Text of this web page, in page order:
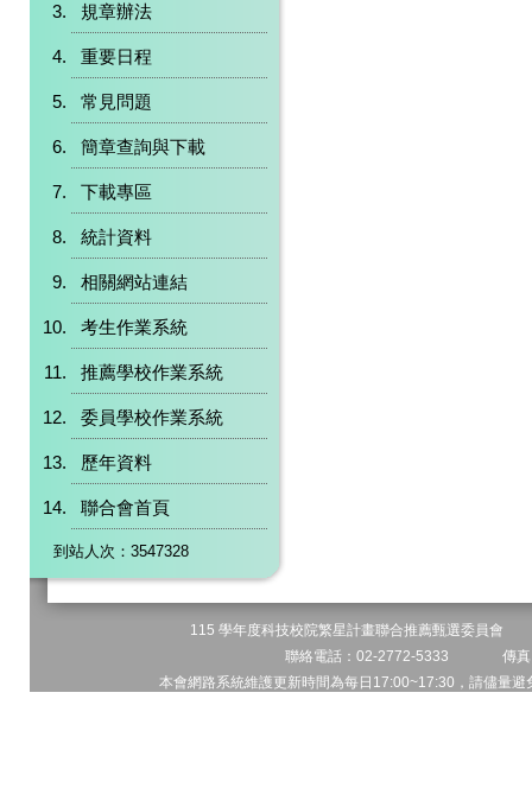
規章辦法
重要日程
常見問題
簡章查詢與下載
下載專區
統計資料
相關網站連結
考生作業系統
推薦學校作業系統
委員學校作業系統
歷年資料
聯合會首頁
到站人次：3547328
115 學年度科技校院繁星計畫聯合推薦甄選委員會
聯絡電話：02-2772-5333 傳
本會網路系統維護更新時間為每日17:00~17:30，請儘量